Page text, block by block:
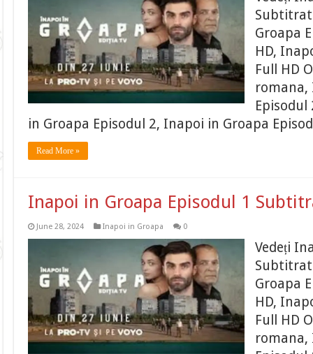
Groapa
HD,
Full HD
romana,
Episodul
in Groapa Episodul 2, Inapoi in Groapa
Read More »
Inapoi in Groapa Episodul 1
June 28, 2024 Inapoi in Groapa 0
Vedeți
Groapa
HD,
Full HD
romana,